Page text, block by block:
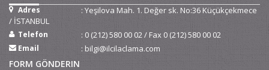
Adres
: Yeşilova Mah. 1. Değer sk. No:36 Küçükçekmece
/ İSTANBUL
Telefon : 0 (212) 580 00 02 / Fax 0 (212) 580 00 02
Email : bilgi@ilcilaclama.com
FORM GÖNDERIN